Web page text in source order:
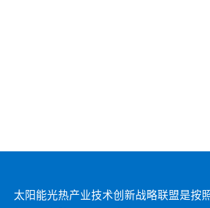
太阳能光热产业技术创新战略联盟是按